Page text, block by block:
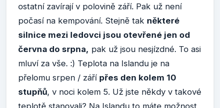
ostatní zavírají v polovině září. Pak už není
počasí na kempování. Stejně tak některé
silnice mezi ledovci jsou otevřené jen od
června do srpna, pak už jsou nesjízdné. To asi
mluví za vše. :) Teplota na Islandu je na
přelomu srpen / září přes den kolem 10
stupňů, v noci kolem 5. Už jste někdy v takové